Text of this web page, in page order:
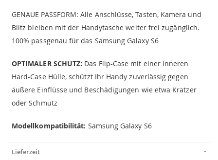
GENAUE PASSFORM: Alle Anschlüsse, Tasten, Kamera und
Blitz bleiben mit der Handytasche weiter frei zugänglich.
100% passgenau für das Samsung Galaxy S6
OPTIMALER SCHUTZ: Das Flip-Case mit einer inneren
Hard-Case Hülle, schützt Ihr Handy zuverlässig gegen
äußere Einflüsse und Beschädigungen wie etwa Kratzer
oder Schmutz
Modellkompatibilität: Samsung Galaxy S6
Lieferzeit